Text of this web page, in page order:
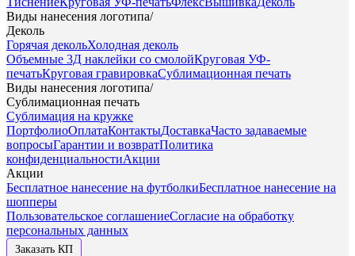
Виды нанесения логотипа/
Деколь
Горячая декольХолодная деколь
Объемные 3Д наклейки со смолойКруговая УФ-
печатьКруговая гравировкаСублимационная печать
Виды нанесения логотипа/
Сублимационная печать
Сублимация на кружке
ПортфолиоОплатаКонтактыДоставкаЧасто задаваемые
вопросыГарантии и возвратПолитика
конфиденциальностиАкции
Акции
Бесплатное нанесение на футболкиБесплатное нанесение на
шопперы
Пользовательское соглашениеСогласие на обработку
персональных данных
Заказать КП